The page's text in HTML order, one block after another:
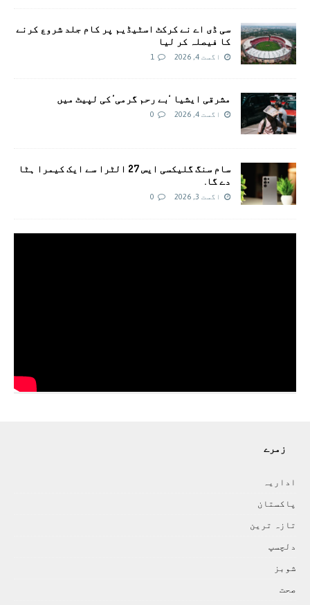
سی ڈی اے نے کرکٹ اسٹیڈیم پر کام جلد شروع کرنے
کا فیصلہ کر لیا
اگست 4, 2026 1
مشرقی ایشیا ‘بے رحم گرمی’ کی لپیٹ میں
اگست 4, 2026 0
سام سنگ گلیکسی ایس 27 الٹرا سے ایک کیمرا ہٹا
دے گا.
اگست 3, 2026 0
زمرے
اداريہ
پاکستان
تازہ ترين
دلچسپ
شوبز
صحت